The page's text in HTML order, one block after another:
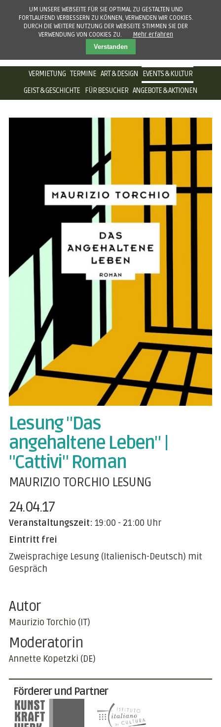
NAVIGATION
ÜBERSPRINGEN
VERMIETUNG TERMINE ART & DESIGN
EVENTS & KULTUR
GEIST & GESCHICHTE
FÜR BESUCHER ANGEBOTE & AKTIONEN
Lesung "Das
angehaltene Leben" |
"Cattivi" Roman
MAURIZIO TORCHIO LESUNG
24.04.17
Veranstaltungszeit: 19:00 - 21:00 Uhr
Eintritt frei
Zweisprachige Lesung (Italienisch-Deutsch) mit
Gespräch
Autor
Maurizio Torchio (IT)
Moderatorin
Annette Kopetzki (DE)
Förderer und Partner
UM UNSERE WEBSEITE FÜR SIE OPTIMAL ZU GESTALTEN UND
FORTLAUFEND VERBESSERN ZU KÖNNEN, VERWENDEN WIR COOKIES.
DURCH DIE WEITERE NUTZUNG DER WEBSEITE STIMMEN SIE DER
VERWENDUNG VON COOKIES ZU.
Mehr erfahren
Verstanden